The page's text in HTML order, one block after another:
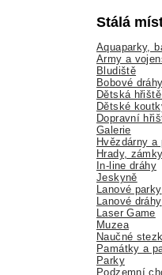
Stálá
Aquaparky,
Army a
Bludiště
Bobové dráhy
Dětská
Dětské
Dopravní
Galerie
Hvězdárny a
Hrady,
In-line dráhy
Jeskyně
Lanové parky
Lanové dráhy
Laser Game
Muzea
Naučné
Památky a
Parky
Podzemní